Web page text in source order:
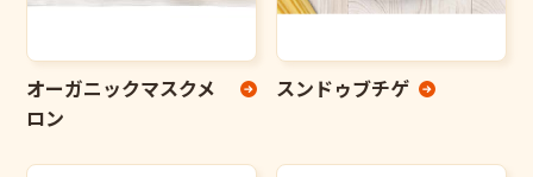
オーガニックマスクメ
ロン
スンドゥブチゲ